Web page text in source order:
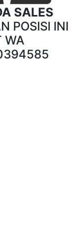
SALES
POSISI INI
WA